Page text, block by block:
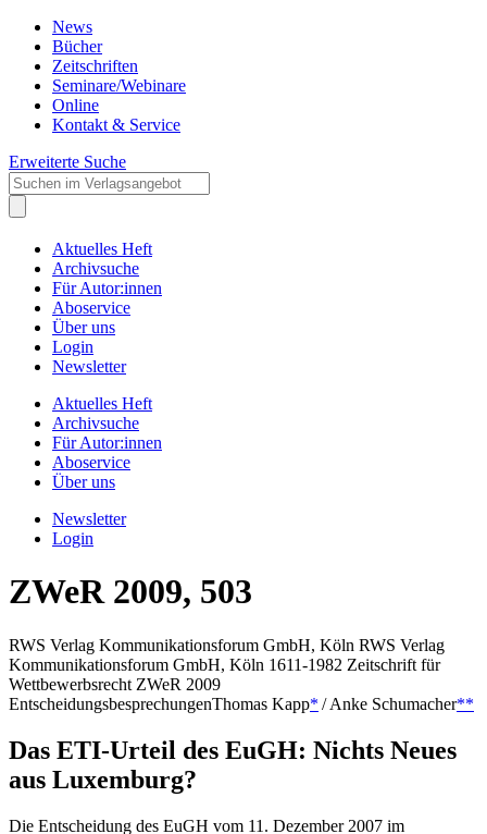
News
Bücher
Zeitschriften
Seminare/Webinare
Online
Kontakt & Service
Erweiterte Suche
Aktuelles Heft
Archivsuche
Für Autor:innen
Aboservice
Über uns
Login
Newsletter
Aktuelles Heft
Archivsuche
Für Autor:innen
Aboservice
Über uns
Newsletter
Login
ZWeR 2009, 503
RWS Verlag Kommunikationsforum GmbH, Köln RWS Verlag
Kommunikationsforum GmbH, Köln 1611-1982 Zeitschrift für
Wettbewerbsrecht ZWeR 2009
EntscheidungsbesprechungenThomas Kapp* /Anke Schumacher**
Das ETI-Urteil des EuGH: Nichts Neues
aus Luxemburg?
Die Entscheidung des EuGH vom 11. Dezember 2007 im